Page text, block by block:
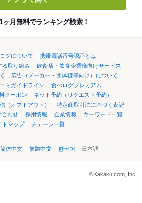
ヶ月無料でランキング検索！
グについて
携帯電話番号認証とは
る取り組み
飲食店・飲食企業様向けサービス
広告（メーカー・団体様等向け）について
ミガイドライン
食べログプレミアム
クーポン
ネット予約（リクエスト予約）
（オプトアウト）
特定商取引法に基づく表記
合わせ 採用情報 企業情報
キーワード一覧
トマップ
チェーン一覧
简体中文 繁體中文 한국어 日本語
©Kakaku.com, Inc.